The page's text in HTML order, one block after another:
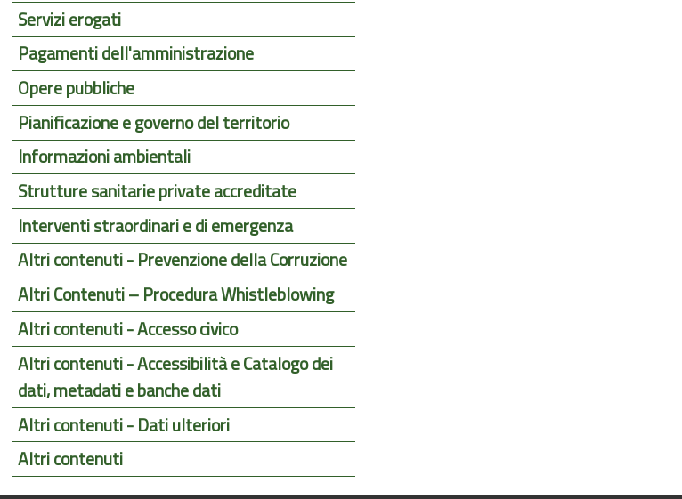
Servizi erogati
Pagamenti dell'amministrazione
Opere pubbliche
Pianificazione e governo del territorio
Informazioni ambientali
Strutture sanitarie private accreditate
Interventi straordinari e di emergenza
Altri contenuti - Prevenzione della Corruzione
Altri Contenuti – Procedura Whistleblowing
Altri contenuti - Accesso civico
Altri contenuti - Accessibilità e Catalogo dei
dati, metadati e banche dati
Altri contenuti - Dati ulteriori
Altri contenuti